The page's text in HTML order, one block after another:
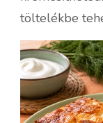
töltelékbe